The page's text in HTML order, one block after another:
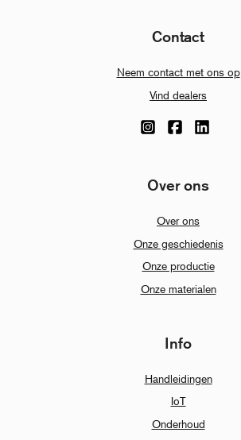
Contact
Neem contact met ons op
Vind dealers
Over ons
Over ons
Onze geschiedenis
Onze productie
Onze materialen
Info
Handleidingen
IoT
Onderhoud